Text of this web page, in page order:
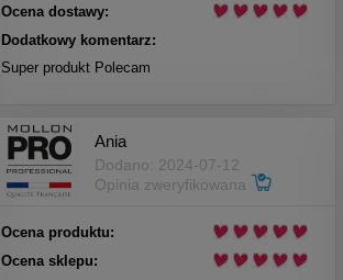
Ocena dostawy:
Dodatkowy komentarz:
Super produkt Polecam
Ania
Dodano: 2024-07-12
Opinia zweryfikowana
Ocena produktu:
Ocena sklepu: